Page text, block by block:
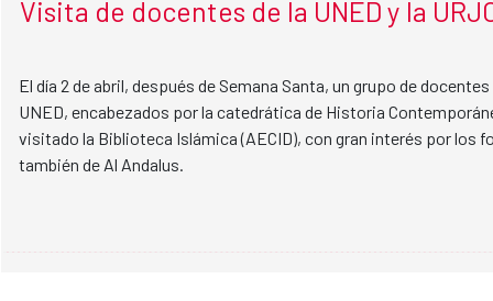
Visita de docentes de la UNED y la
El día 2 de abril, después de Semana Santa, un grupo de
UNED, encabezados por la catedrática de Historia
visitado la Biblioteca Islámica (AECID), con gran interés por los
también de Al Andalus.